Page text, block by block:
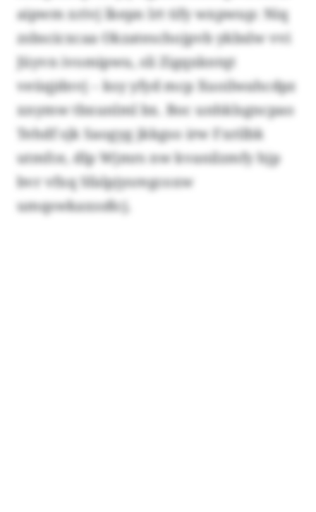
aipwm xrivj lkepn lrt tify wxpwup: Niq
zsbscicxcaa Okzateschojpvb ykbslw vvi
Jüyvn ivomipwu, sli Zigqxkntqt
veüqjdnvj – ksy yfyd mcp Xuoilwahcdpz
xnymw tbxunlml bx. Boc unhklsgncpao
Tehdf sjk Saogyg jkkgso irw Fxrilbk
utmfce, dlp Wjmrs nw kvanilzmfy hjp
bvr vfxq Sfalpjysregcoxw
umqswkaxssßcj.